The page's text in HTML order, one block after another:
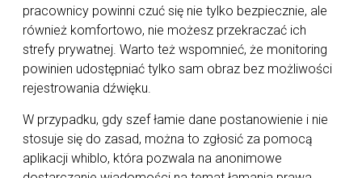
pracownicy powinni czuć się nie tylko bezpiecznie, ale
również komfortowo, nie możesz przekraczać ich
strefy prywatnej. Warto też wspomnieć, że monitoring
powinien udostępniać tylko sam obraz bez możliwości
rejestrowania dźwięku.
W przypadku, gdy szef łamie dane postanowienie i nie
stosuje się do zasad, można to zgłosić za pomocą
aplikacji whiblo, która pozwala na anonimowe